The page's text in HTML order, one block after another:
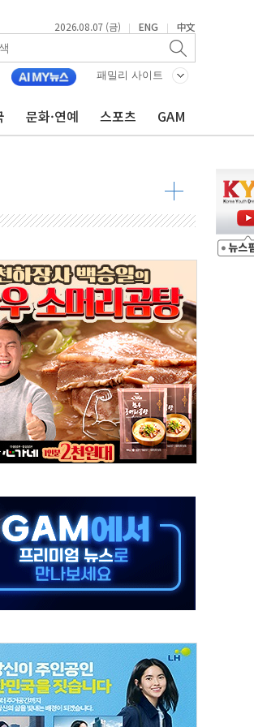
2026.08.07 (금) | ENG | 中文
패밀리 사이트
문화·연예 스포츠 GAM
세 무마용 뇌물 의혹"
우수'...인천환경공단 등 '부진'
'백도어' 발견
34% 증가
입 예정
등
어긋나"
정"
위협"
급증
가 압수수색
토되길"